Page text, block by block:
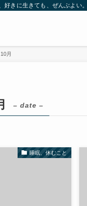
好きに生きても、ぜんぶよい
10月
– date –
睡眠、休むこと